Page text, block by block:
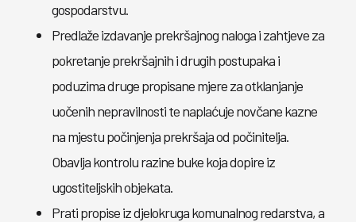
gospodarstvu.
Predlaže izdavanje prekršajnog naloga i zahtjeve za
pokretanje prekršajnih i drugih postupaka i
poduzima druge propisane mjere za otklanjanje
uočenih nepravilnosti te naplaćuje novčane kazne
na mjestu počinjenja prekršaja od počinitelja.
Obavlja kontrolu razine buke koja dopire iz
ugostiteljskih objekata.
Prati propise iz djelokruga komunalnog redarstva, a